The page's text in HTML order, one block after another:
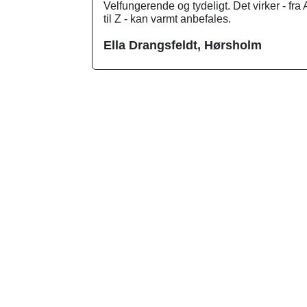
Velfungerende og tydeligt. Det virker - fra
til Z - kan varmt anbefales.
Ella Drangsfeldt, Hørsholm